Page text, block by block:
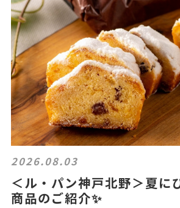
2026.08.03
＜ル・パン神戸北野＞夏に
商品のご紹介✨